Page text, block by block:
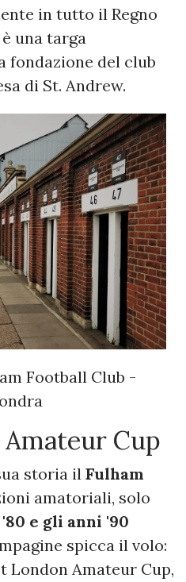
in tutto il Regno
una targa
fondazione del club
di St. Andrew.
Football Club -
Cup
storia il Fulham
amatoriali, solo
e gli anni '90
spicca il volo:
London Amateur Cup,